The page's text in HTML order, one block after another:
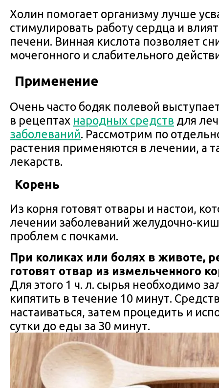
Холин помогает организму лучше
стимулировать работу сердца и
печени. Винная кислота позволяет
мочегонного и слабительного
Применение
Очень часто бодяк полевой
в рецептах народных средств для
заболеваний. Рассмотрим по
растения применяются в лечении, а
лекарств.
Корень
Из корня готовят отвары и настои,
лечении заболеваний желудочно-
проблем с почками.
При коликах или болях в животе,
готовят отвар из измельченного
Для этого 1 ч. л. сырья необходимо
кипятить в течение 10 минут.
настаиваться, затем процедить и
сутки до еды за 30 минут.